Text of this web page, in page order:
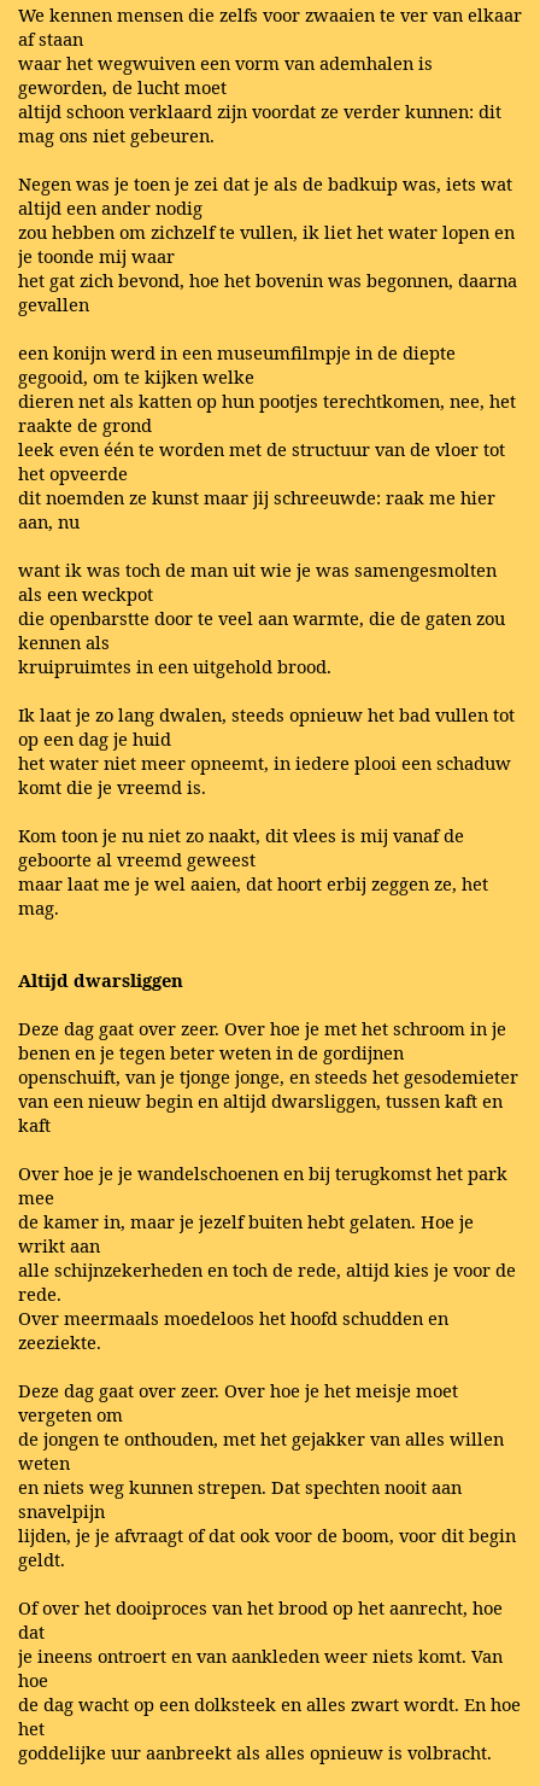
We kennen mensen die zelfs voor zwaaien te ver van elkaar
af staan
waar het wegwuiven een vorm van ademhalen is
geworden, de lucht moet
altijd schoon verklaard zijn voordat ze verder kunnen: dit
mag ons niet gebeuren.
Negen was je toen je zei dat je als de badkuip was, iets wat
altijd een ander nodig
zou hebben om zichzelf te vullen, ik liet het water lopen en
je toonde mij waar
het gat zich bevond, hoe het bovenin was begonnen, daarna
gevallen
een konijn werd in een museumfilmpje in de diepte
gegooid, om te kijken welke
dieren net als katten op hun pootjes terechtkomen, nee, het
raakte de grond
leek even één te worden met de structuur van de vloer tot
het opveerde
dit noemden ze kunst maar jij schreeuwde: raak me hier
aan, nu
want ik was toch de man uit wie je was samengesmolten
als een weckpot
die openbarstte door te veel aan warmte, die de gaten zou
kennen als
kruipruimtes in een uitgehold brood.
Ik laat je zo lang dwalen, steeds opnieuw het bad vullen tot
op een dag je huid
het water niet meer opneemt, in iedere plooi een schaduw
komt die je vreemd is.
Kom toon je nu niet zo naakt, dit vlees is mij vanaf de
geboorte al vreemd geweest
maar laat me je wel aaien, dat hoort erbij zeggen ze, het
mag.
Altijd dwarsliggen
Deze dag gaat over zeer. Over hoe je met het schroom in je
benen en je tegen beter weten in de gordijnen
openschuift, van je tjonge jonge, en steeds het gesodemieter
van een nieuw begin en altijd dwarsliggen, tussen kaft en
kaft
Over hoe je je wandelschoenen en bij terugkomst het park
mee
de kamer in, maar je jezelf buiten hebt gelaten. Hoe je
wrikt aan
alle schijnzekerheden en toch de rede, altijd kies je voor de
rede.
Over meermaals moedeloos het hoofd schudden en
zeeziekte.
Deze dag gaat over zeer. Over hoe je het meisje moet
vergeten om
de jongen te onthouden, met het gejakker van alles willen
weten
en niets weg kunnen strepen. Dat spechten nooit aan
snavelpijn
lijden, je je afvraagt of dat ook voor de boom, voor dit begin
geldt.
Of over het dooiproces van het brood op het aanrecht, hoe
dat
je ineens ontroert en van aankleden weer niets komt. Van
hoe
de dag wacht op een dolksteek en alles zwart wordt. En hoe
het
goddelijke uur aanbreekt als alles opnieuw is volbracht.